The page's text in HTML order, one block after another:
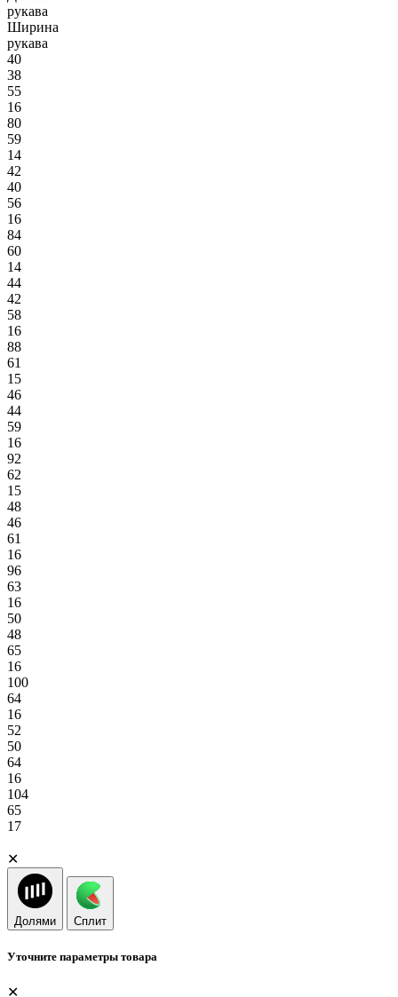
рукава
Ширина
рукава
40
38
55
16
80
59
14
42
40
56
16
84
60
14
44
42
58
16
88
61
15
46
44
59
16
92
62
15
48
46
61
16
96
63
16
50
48
65
16
100
64
16
52
50
64
16
104
65
17
✕
Долями Сплит
Уточните параметры товара
✕